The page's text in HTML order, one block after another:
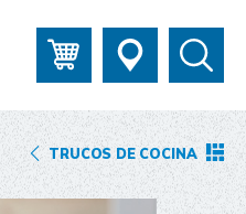
TRUCOS DE COCINA